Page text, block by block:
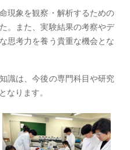
現象を観察・解析するための
。また、実験結果の考察やデ
思考力を養う貴重な機会とな
識は、今後の専門科目や研究
なります。